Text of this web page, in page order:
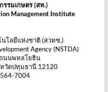
รมเกษตร (สท.)
Management Institute
โลยีแห่งชาติ (สวทช.)
Agency (NSTDA)
นนพหลโยธิน
วัดปทุมธานี 12120
7004